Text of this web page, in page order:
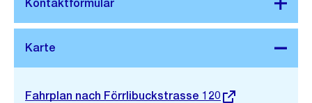
Stadtplan 3D
Externer
Fahrplan nach Förrlibuckstrasse 120